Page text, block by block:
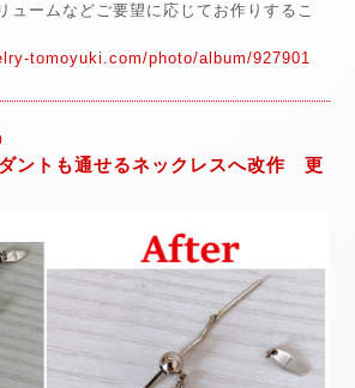
ュームなどご要望に応じてお作りするこ
tomoyuki.com/photo/album/927901
ントも通せるネックレスへ改作 更